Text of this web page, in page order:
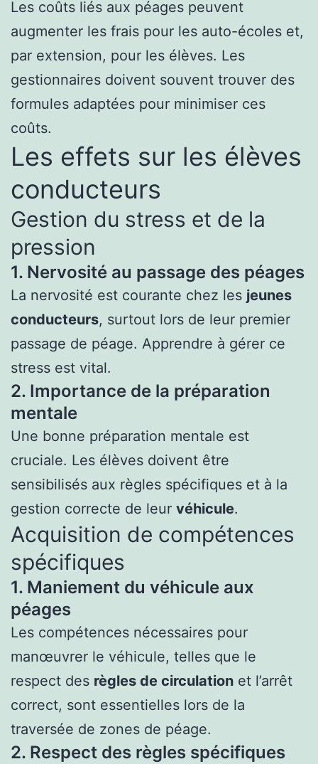
Les coûts liés aux péages peuvent
augmenter les frais pour les auto-écoles et,
par extension, pour les élèves. Les
gestionnaires doivent souvent trouver des
formules adaptées pour minimiser ces
coûts.
Les effets sur les élèves
conducteurs
Gestion du stress et de la
pression
1. Nervosité au passage des péages
La nervosité est courante chez les jeunes
conducteurs, surtout lors de leur premier
passage de péage. Apprendre à gérer ce
stress est vital.
2. Importance de la préparation
mentale
Une bonne préparation mentale est
cruciale. Les élèves doivent être
sensibilisés aux règles spécifiques et à la
gestion correcte de leur véhicule.
Acquisition de compétences
spécifiques
1. Maniement du véhicule aux
péages
Les compétences nécessaires pour
manœuvrer le véhicule, telles que le
respect des règles de circulation et l’arrêt
correct, sont essentielles lors de la
traversée de zones de péage.
2. Respect des règles spécifiques